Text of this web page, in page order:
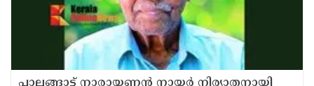
പാലങ്ങാട്ട് നാരായണൻ നായർ നിര്യാതനായി